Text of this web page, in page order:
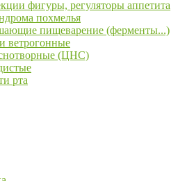
фигуры, регуляторы аппетита
похмелья
пищеварение (ферменты...)
ветрогонные
(ЦНС)
рта